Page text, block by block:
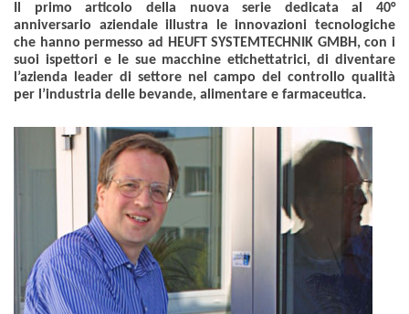
Il primo articolo della nuova serie dedicata al 40°
anniversario aziendale illustra le innovazioni tecnologiche
che hanno permesso ad HEUFT SYSTEMTECHNIK GMBH, con i
suoi ispettori e le sue macchine etichettatrici, di diventare
l’azienda leader di settore nel campo del controllo qualità
per l’industria delle bevande, alimentare e farmaceutica.